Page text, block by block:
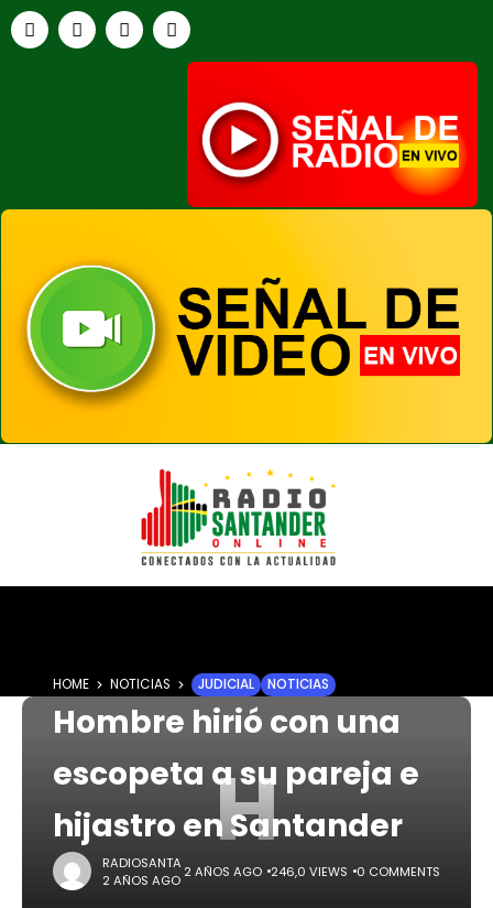
H
HOME NOTICIAS JUDICIAL NOTICIAS
Hombre hirió con una
escopeta a su pareja e
hijastro en Santander
RADIOSANTA
2 AÑOS AGO 2 AÑOS AGO 246,0 VIEWS 0 COMMENTS